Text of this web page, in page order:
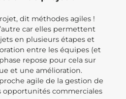
dit méthodes agiles !
car elles permettent
en plusieurs étapes et
entre les équipes (et
repose pour cela sur
et une amélioration.
agile de la gestion de
opportunités commerciales